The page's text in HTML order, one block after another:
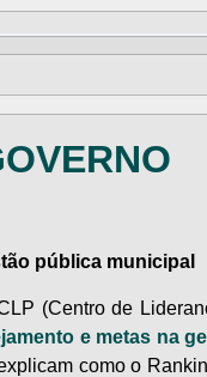
pública municipal
(Centro de
e metas na
como o